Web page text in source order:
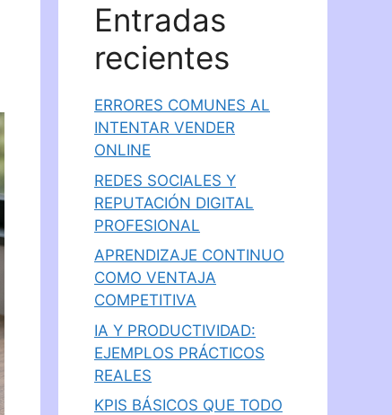
Entradas
recientes
ERRORES COMUNES AL
INTENTAR VENDER
ONLINE
REDES SOCIALES Y
REPUTACIÓN DIGITAL
PROFESIONAL
APRENDIZAJE CONTINUO
COMO VENTAJA
COMPETITIVA
IA Y PRODUCTIVIDAD:
EJEMPLOS PRÁCTICOS
REALES
KPIS BÁSICOS QUE TODO